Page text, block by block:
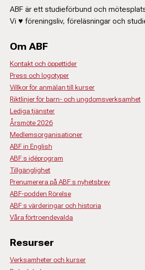
ABF är ett studieförbund och
Vi ♥ föreningsliv, föreläsningar och
Om ABF
Kontakt och öppettider
Press och logotyper
Villkor för anmälan till kurser
Riktlinjer för barn- och ungdomsverksamhet
Lediga tjänster
Årsmöte 2026
Medlemsorganisationer
ABF in English
ABF:s idéprogram
Tillgänglighet
Prenumerera på ABF:s nyhetsbrev
ABF-podden Rörelse
ABF:s värderingar och historia
Våra förtroendevalda
Resurser
Verksamheter och kurser